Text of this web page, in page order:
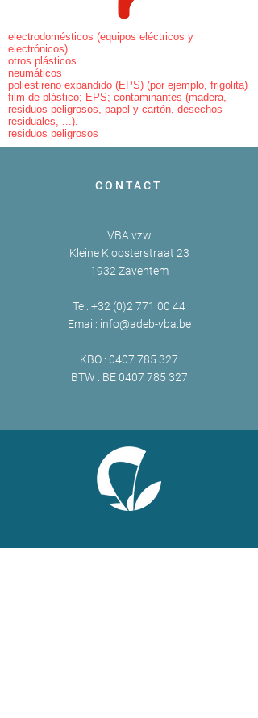
electrodomésticos (equipos eléctricos y
electrónicos)
otros plásticos
neumáticos
poliestireno expandido (EPS) (por ejemplo, frigolita)
film de plástico; EPS; contaminantes (madera,
residuos peligrosos, papel y cartón, desechos
residuales, ...).
residuos peligrosos
CONTACT
VBA vzw
Kleine Kloosterstraat 23
1932 Zaventem
Tel: +32 (0)2 771 00 44
Email: info@adeb-vba.be
KBO : 0407 785 327
BTW : BE0407 785 327